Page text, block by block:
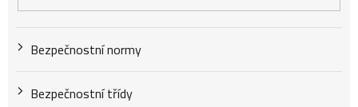
Bezpečnostní normy
Bezpečnostní třídy